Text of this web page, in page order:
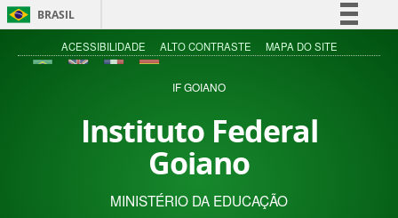
BRASIL
Simplifique!
Acesso à informação
ACESSIBILIDADE ALTO CONTRASTE MAPA DO SITE
IF GOIANO
Instituto Federal
Goiano
MINISTÉRIO DA EDUCAÇÃO